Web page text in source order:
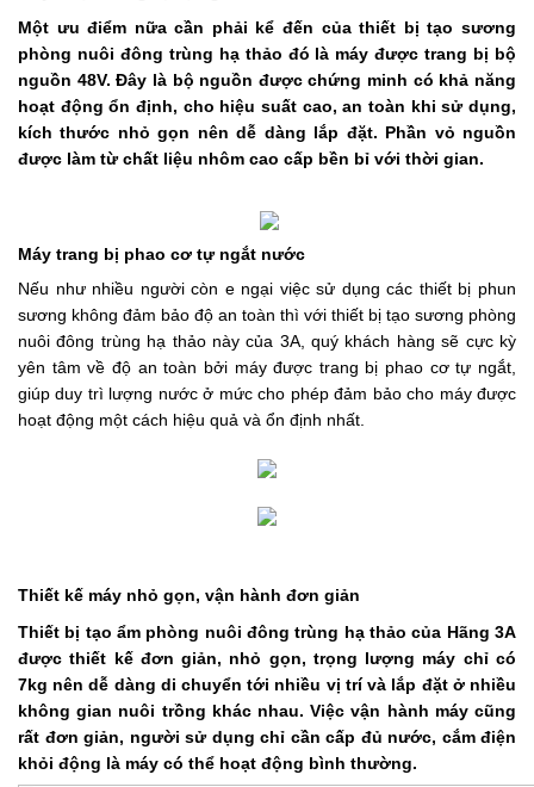
Một ưu điểm nữa cần phải kể đến của thiết bị tạo sương
phòng nuôi đông trùng hạ thảo đó là máy được trang bị bộ
nguồn 48V. Đây là bộ nguồn được chứng minh có khả năng
hoạt động ổn định, cho hiệu suất cao, an toàn khi sử dụng,
kích thước nhỏ gọn nên dễ dàng lắp đặt. Phần vỏ nguồn
được làm từ chất liệu nhôm cao cấp bền bỉ với thời gian.
Máy trang bị phao cơ tự ngắt nước
Nếu như nhiều người còn e ngại việc sử dụng các thiết bị phun
sương không đảm bảo độ an toàn thì với thiết bị tạo sương phòng
nuôi đông trùng hạ thảo này của 3A, quý khách hàng sẽ cực kỳ
yên tâm về độ an toàn bởi máy được trang bị phao cơ tự ngắt,
giúp duy trì lượng nước ở mức cho phép đảm bảo cho máy được
hoạt động một cách hiệu quả và ổn định nhất.
Thiết kế máy nhỏ gọn, vận hành đơn giản
Thiết bị tạo ẩm phòng nuôi đông trùng hạ thảo của Hãng 3A
được thiết kế đơn giản, nhỏ gọn, trọng lượng máy chỉ có
7kg nên dễ dàng di chuyển tới nhiều vị trí và lắp đặt ở nhiều
không gian nuôi trồng khác nhau. Việc vận hành máy cũng
rất đơn giản, người sử dụng chỉ cần cấp đủ nước, cắm điện
khỏi động là máy có thể hoạt động bình thường.